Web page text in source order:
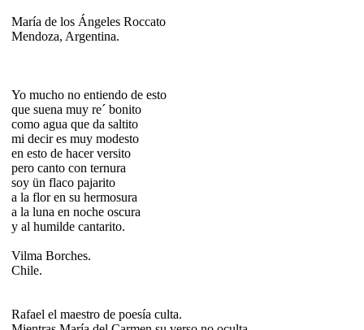
María de los Ángeles Roccato
Mendoza, Argentina.
Yo mucho no entiendo de esto
que suena muy re´ bonito
como agua que da saltito
mi decir es muy modesto
en esto de hacer versito
pero canto con ternura
soy ün flaco pajarito
a la flor en su hermosura
a la luna en noche oscura
y al humilde cantarito.
Vilma Borches.
Chile.
Rafael el maestro de poesía culta.